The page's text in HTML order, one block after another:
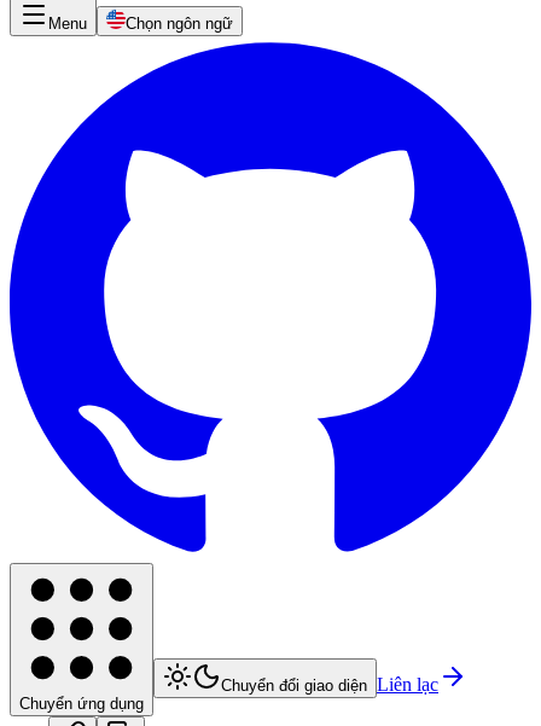
Menu Chọn ngôn ngữ
Chuyển ứng dụng
Chuyển đổi giao diện Liên lạc